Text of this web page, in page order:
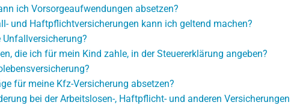
ich Vorsorgeaufwendungen absetzen?
und Haftpflichtversicherungen kann ich geltend machen?
die ich für mein Kind zahle, in der Steuererklärung angeben?
für meine Kfz-Versicherung absetzen?
bei der Arbeitslosen-, Haftpflicht- und anderen